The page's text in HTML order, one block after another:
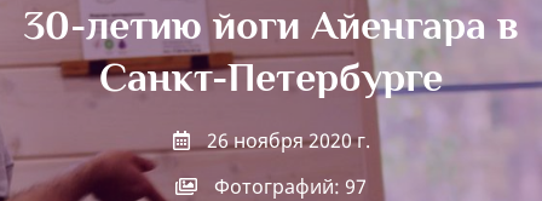
30-летию йоги Айенгара в
Санкт-Петербурге
26 ноября 2020 г.
Фотографий: 97